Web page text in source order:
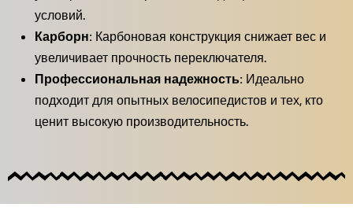
условий.
Карборн: Карбоновая конструкция снижает вес и
увеличивает прочность переключателя.
Профессиональная надежность: Идеально
подходит для опытных велосипедистов и тех, кто
ценит высокую производительность.